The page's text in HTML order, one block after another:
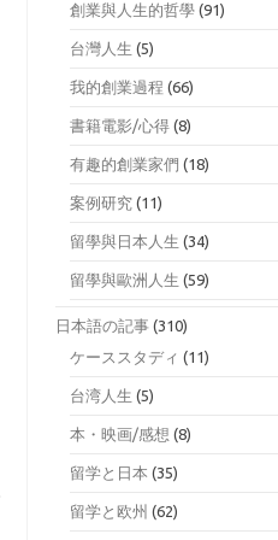
創業與人生的哲學 (91)
台灣人生 (5)
我的創業過程 (66)
書籍電影/心得 (8)
有趣的創業家們 (18)
案例研究 (11)
留學與日本人生 (34)
留學與歐洲人生 (59)
日本語の記事 (310)
ケーススタディ (11)
台湾人生 (5)
本・映画/感想 (8)
留学と日本 (35)
留学と欧州 (62)